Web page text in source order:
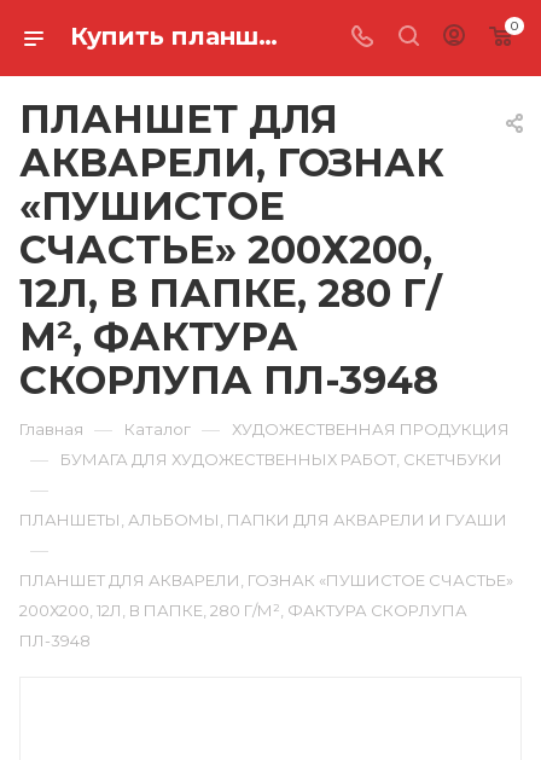
Купить планшет для акварели, гознак «пушистое счастье» 200х200, 12л, в папке, 280 г/м², фактура скорлупа ПЛ-3948 в Ростове-на-Дону 0
ПЛАНШЕТ ДЛЯ
АКВАРЕЛИ, ГОЗНАК
«ПУШИСТОЕ
СЧАСТЬЕ» 200Х200,
12Л, В ПАПКЕ, 280 Г/
М², ФАКТУРА
СКОРЛУПА ПЛ-3948
Главная — Каталог — ХУДОЖЕСТВЕННАЯ ПРОДУКЦИЯ
— БУМАГА ДЛЯ ХУДОЖЕСТВЕННЫХ РАБОТ, СКЕТЧБУКИ
—
ПЛАНШЕТЫ, АЛЬБОМЫ, ПАПКИ ДЛЯ АКВАРЕЛИ И ГУАШИ
—
ПЛАНШЕТ ДЛЯ АКВАРЕЛИ, ГОЗНАК «ПУШИСТОЕ СЧАСТЬЕ»
200Х200, 12Л, В ПАПКЕ, 280 Г/М², ФАКТУРА СКОРЛУПА
ПЛ-3948